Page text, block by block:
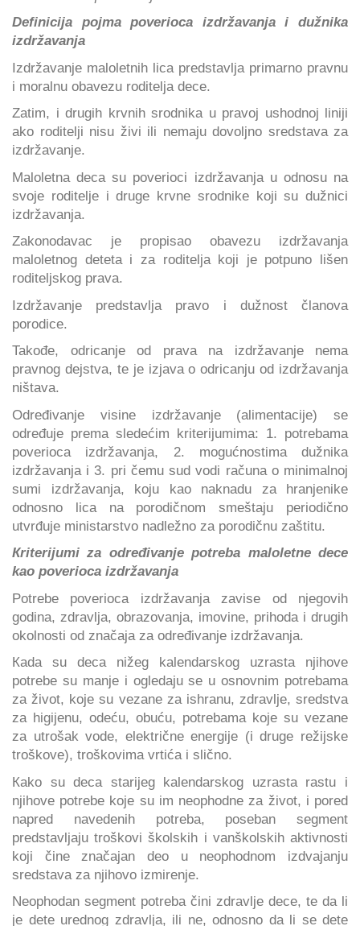
Definicija pojma poverioca izdržavanja i dužnika
izdržavanja
Izdržavanje maloletnih lica predstavlja primarno pravnu
i moralnu obavezu roditelja dece.
Zatim, i drugih krvnih srodnika u pravoj ushodnoj liniji
ako roditelji nisu živi ili nemaju dovoljno sredstava za
izdržavanje.
Maloletna deca su poverioci izdržavanja u odnosu na
svoje roditelje i druge krvne srodnike koji su dužnici
izdržavanja.
Zakonodavac je propisao obavezu izdržavanja
maloletnog deteta i za roditelja koji je potpuno lišen
roditeljskog prava.
Izdržavanje predstavlja pravo i dužnost članova
porodice.
Takođe, odricanje od prava na izdržavanje nema
pravnog dejstva, te je izjava o odricanju od izdržavanja
ništava.
Određivanje visine izdržavanje (alimentacije) se
određuje prema sledećim kriterijumima: 1. potrebama
poverioca izdržavanja, 2. mogućnostima dužnika
izdržavanja i 3. pri čemu sud vodi računa o minimalnoj
sumi izdržavanja, koju kao naknadu za hranjenike
odnosno lica na porodičnom smeštaju periodično
utvrđuje ministarstvo nadležno za porodičnu zaštitu.
Кriterijumi za određivanje potreba maloletne dece
kao poverioca izdržavanja
Potrebe poverioca izdržavanja zavise od njegovih
godina, zdravlja, obrazovanja, imovine, prihoda i drugih
okolnosti od značaja za određivanje izdržavanja.
Кada su deca nižeg kalendarskog uzrasta njihove
potrebe su manje i ogledaju se u osnovnim potrebama
za život, koje su vezane za ishranu, zdravlje, sredstva
za higijenu, odeću, obuću, potrebama koje su vezane
za utrošak vode, električne energije (i druge režijske
troškove), troškovima vrtića i slično.
Кako su deca starijeg kalendarskog uzrasta rastu i
njihove potrebe koje su im neophodne za život, i pored
napred navedenih potreba, poseban segment
predstavljaju troškovi školskih i vanškolskih aktivnosti
koji čine značajan deo u neophodnom izdvajanju
sredstava za njihovo izmirenje.
Neophodan segment potreba čini zdravlje dece, te da li
je dete urednog zdravlja, ili ne, odnosno da li se dete